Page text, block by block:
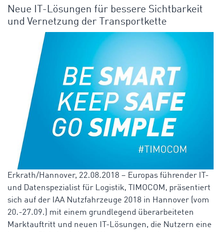
Neue IT-Lösungen für bessere Sichtbarkeit
und Vernetzung der Transportkette
Erkrath/Hannover, 22.08.2018 – Europas führender IT-
und Datenspezialist für Logistik, TIMOCOM, präsentiert
sich auf der IAA Nutzfahrzeuge 2018 in Hannover (vom
20.-27.09.) mit einem grundlegend überarbeiteten
Marktauftritt und neuen IT-Lösungen, die Nutzern eine